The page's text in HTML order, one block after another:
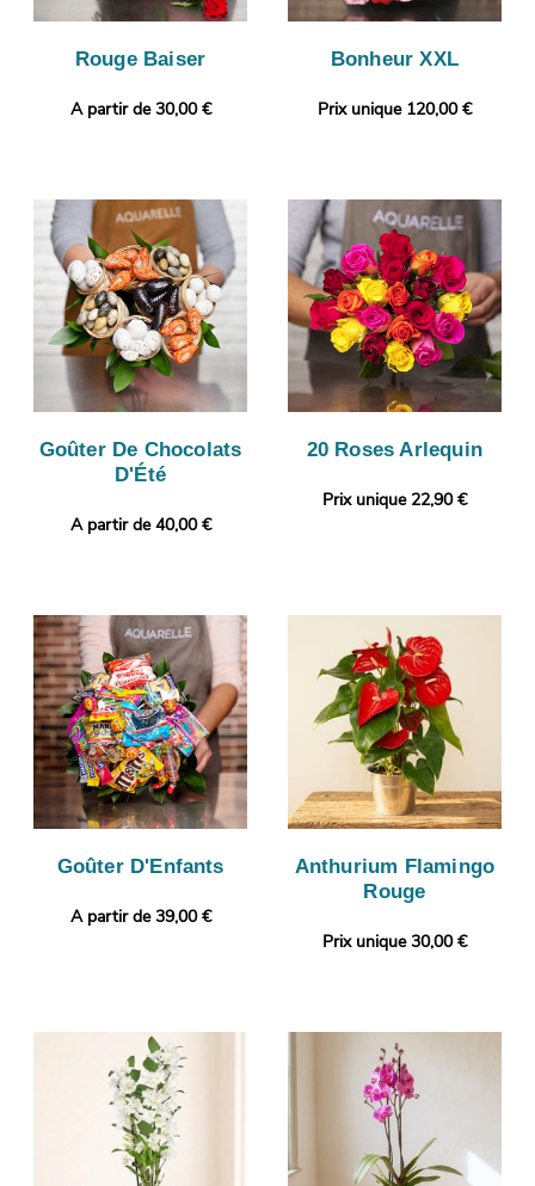
Rouge Baiser
A partir de 30,00 €
Bonheur XXL
Prix unique 120,00 €
Goûter De Chocolats
D'Été
A partir de 40,00 €
20 Roses Arlequin
Prix unique 22,90 €
Goûter D'Enfants
A partir de 39,00 €
Anthurium Flamingo
Rouge
Prix unique 30,00 €